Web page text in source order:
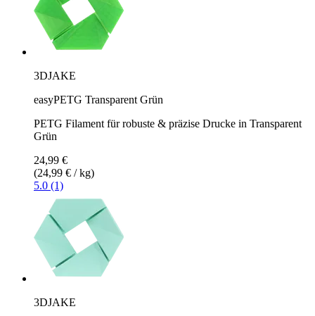
3DJAKE
easyPETG Transparent Grün
PETG Filament für robuste & präzise Drucke in Transparent
Grün
24,99 €
(24,99 € / kg)
5.0 (1)
3DJAKE